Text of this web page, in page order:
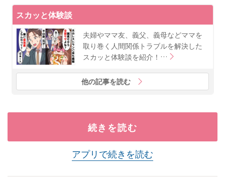
スカッと体験談
夫婦やママ友、義父、義母などママを
取り巻く人間関係トラブルを解決した
スカッと体験談を紹介！…
他の記事を読む
続きを読む
アプリで続きを読む